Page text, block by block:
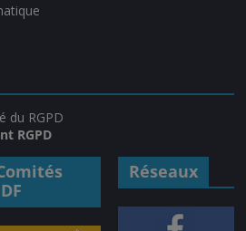
du RGPD
RGPD
Réseaux